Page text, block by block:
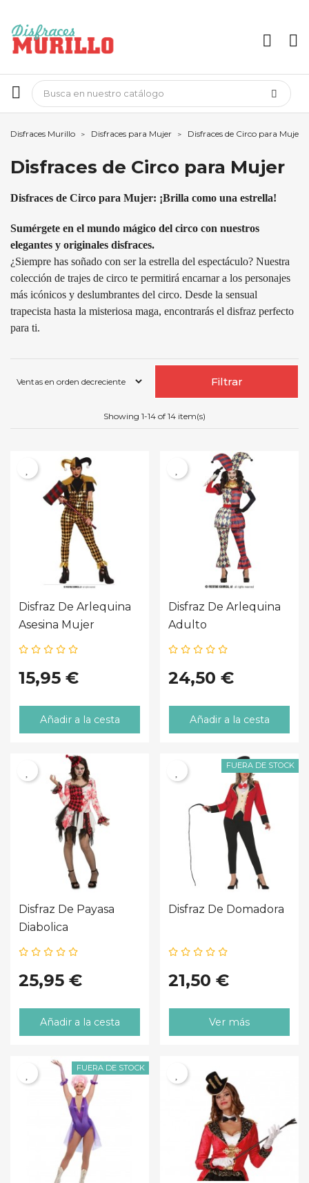
Disfraces Murillo Disfraces para Mujer Disfraces de Circo para Mujer
Disfraces de Circo para Mujer
Disfraces de Circo para Mujer: ¡Brilla como una estrella!
Sumérgete en el mundo mágico del circo con nuestros
elegantes y originales disfraces.
¿Siempre has soñado con ser la estrella del espectáculo? Nuestra
colección de trajes de circo te permitirá encarnar a los personajes
más icónicos y deslumbrantes del circo. Desde la sensual
trapecista hasta la misteriosa maga, encontrarás el disfraz perfecto
para ti.
Filtrar
Showing 1-14 of 14 item(s)
Disfraz De Arlequina
Asesina Mujer
15,95 €
Añadir a la cesta
Disfraz De Arlequina
Adulto
24,50 €
Añadir a la cesta
Disfraz De Payasa
Diabolica
25,95 €
Añadir a la cesta
Disfraz De Domadora
21,50 €
Ver más
FUERA DE STOCK
FUERA DE STOCK